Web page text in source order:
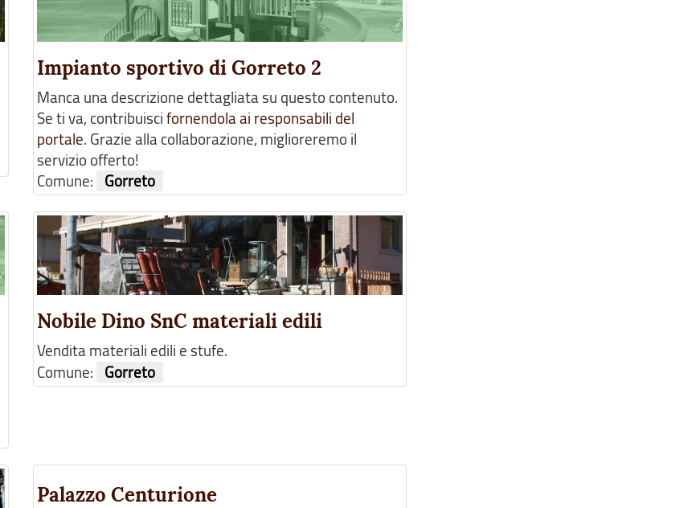
Impianto sportivo di Gorreto 2
Manca una descrizione dettagliata su questo contenuto.
Se ti va, contribuiscifornendola ai responsabili del
portale. Grazie alla collaborazione, miglioreremo il
servizio offerto!
Comune:
Gorreto
Nobile Dino SnC materiali edili
Vendita materiali edili e stufe.
Comune:
Gorreto
Palazzo Centurione